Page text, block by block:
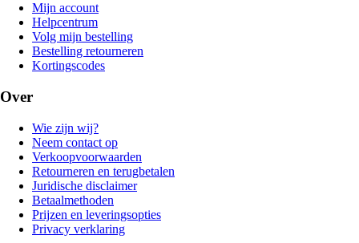
Mijn account
Helpcentrum
Volg mijn bestelling
Bestelling retourneren
Kortingscodes
Over
Wie zijn wij?
Neem contact op
Verkoopvoorwaarden
Retourneren en terugbetalen
Juridische disclaimer
Betaalmethoden
Prijzen en leveringsopties
Privacy verklaring